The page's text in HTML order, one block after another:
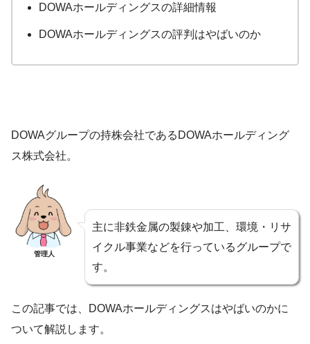
DOWAホールディングスの詳細情報
DOWAホールディングスの評判はやばいのか
DOWAグループの持株会社であるDOWAホールディング
ス株式会社。
管理人
主に非鉄金属の製錬や加工、環境・リサ
イクル事業などを行っているグループで
す。
この記事では、DOWAホールディングスはやばいのかに
ついて解説します。